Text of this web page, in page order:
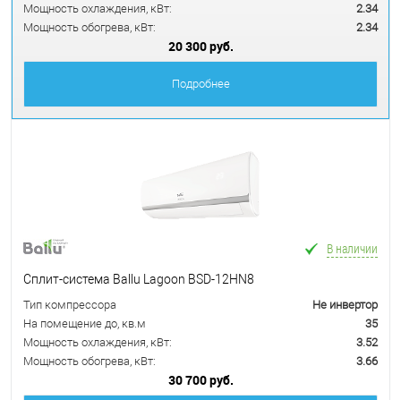
Мощность охлаждения, кВт:
2.34
Мощность обогрева, кВт:
2.34
20 300 руб.
Подробнее
В наличии
Сплит-система Ballu Lagoon BSD-12HN8
Тип компрессора
Не инвертор
На помещение до, кв.м
35
Мощность охлаждения, кВт:
3.52
Мощность обогрева, кВт:
3.66
30 700 руб.